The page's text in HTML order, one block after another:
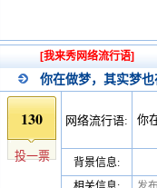
[我来秀网络流行语]
你在做梦，其实梦也
130
投一票
网络流行语: 你
背景信息: